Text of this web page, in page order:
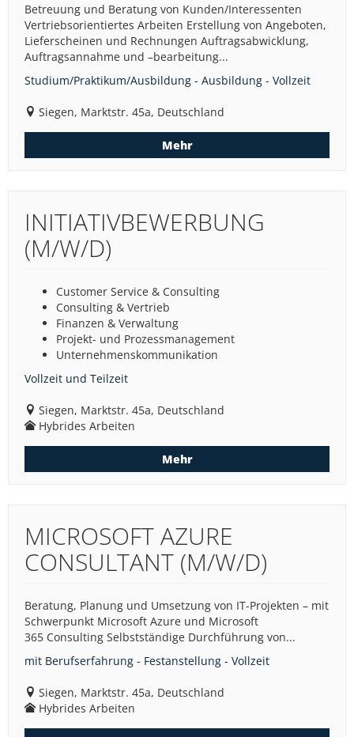
Betreuung und Beratung von Kunden/Interessenten
Vertriebsorientiertes Arbeiten Erstellung von Angeboten,
Lieferscheinen und Rechnungen Auftragsabwicklung,
Auftragsannahme und –bearbeitung...
Studium/Praktikum/Ausbildung - Ausbildung - Vollzeit
Siegen, Marktstr. 45a, Deutschland
Mehr
INITIATIVBEWERBUNG
(M/W/D)
Customer Service & Consulting
Consulting & Vertrieb
Finanzen & Verwaltung
Projekt- und Prozessmanagement
Unternehmenskommunikation
Vollzeit und Teilzeit
Siegen, Marktstr. 45a, Deutschland
Hybrides Arbeiten
Mehr
MICROSOFT AZURE
CONSULTANT (M/W/D)
Beratung, Planung und Umsetzung von IT-Projekten – mit
Schwerpunkt Microsoft Azure und Microsoft
365 Consulting Selbstständige Durchführung von...
mit Berufserfahrung - Festanstellung - Vollzeit
Siegen, Marktstr. 45a, Deutschland
Hybrides Arbeiten